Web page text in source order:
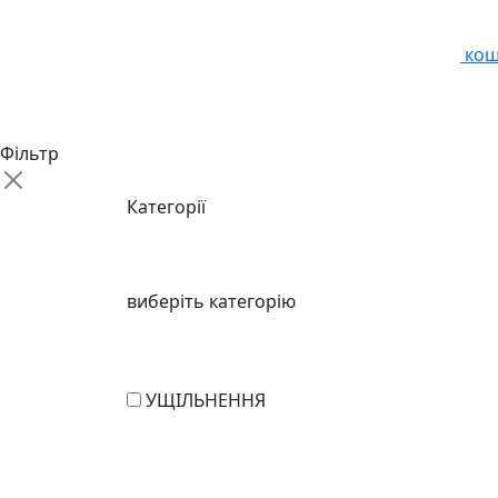
Фільтр
Категорії
виберіть категорію
УЩІЛЬНЕННЯ